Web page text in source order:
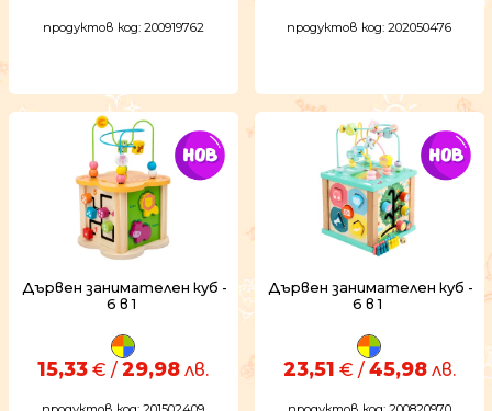
продуктов код: 200919762 продуктов код: 202050476
Дървен занимателен куб -
6 в 1
15,33 € / 29,98 лв.
Дървен занимателен куб -
6 в 1
23,51 € / 45,98лв.